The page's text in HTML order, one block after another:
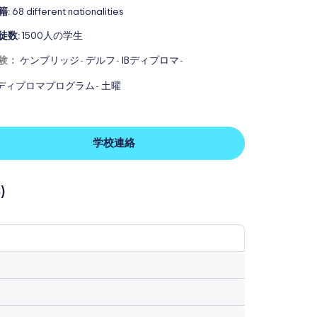
: 68 different nationalities
数: 1500人の学生
： ケンブリッジ - デルフ - IBディプロマ -
ィプロマプログラム - 土曜
学校連絡